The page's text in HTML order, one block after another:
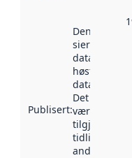
Publisert:
Denne datoen
sier når
datasettet ble
høstet av
Det kan ha
vært
tilgjengelig
tidligere
andre steder.